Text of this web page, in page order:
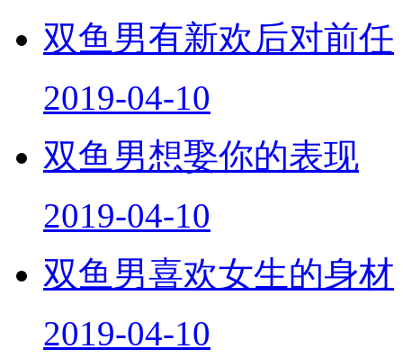
双鱼男有新欢后对前任
2019-04-10
双鱼男想娶你的表现
2019-04-10
双鱼男喜欢女生的身材
2019-04-10